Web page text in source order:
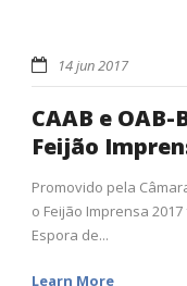
14 jun 2017
CAAB e
Feijão
Promovido pela
o Feijão Imprensa
Espora de...
Learn More